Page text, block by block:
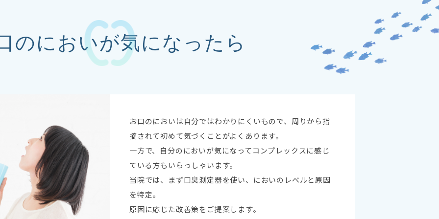
のにおいが気になったら
お口のにおいは自分ではわかりにくいもので、周りから指
摘されて初めて気づくことがよくあります。
一方で、自分のにおいが気になってコンプレックスに感じ
ている方もいらっしゃいます。
当院では、まず口臭測定器を使い、においのレベルと原因
を特定。
原因に応じた改善策をご提案します。